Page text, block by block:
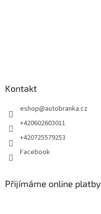
Kontakt
eshop@autobranka.cz
+420602603011
+420725579253
Facebook
Přijímáme online platby